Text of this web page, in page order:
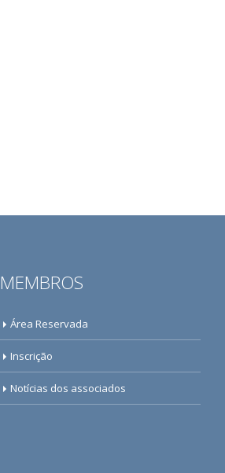
MEMBROS
Área Reservada
Inscrição
Notícias dos associados